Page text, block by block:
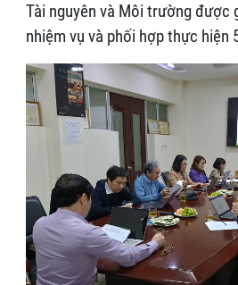
Tài nguyên và Môi trường được
nhiệm vụ và phối hợp thực hiện